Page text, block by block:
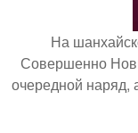
На
Совершенно
очередной наряд,